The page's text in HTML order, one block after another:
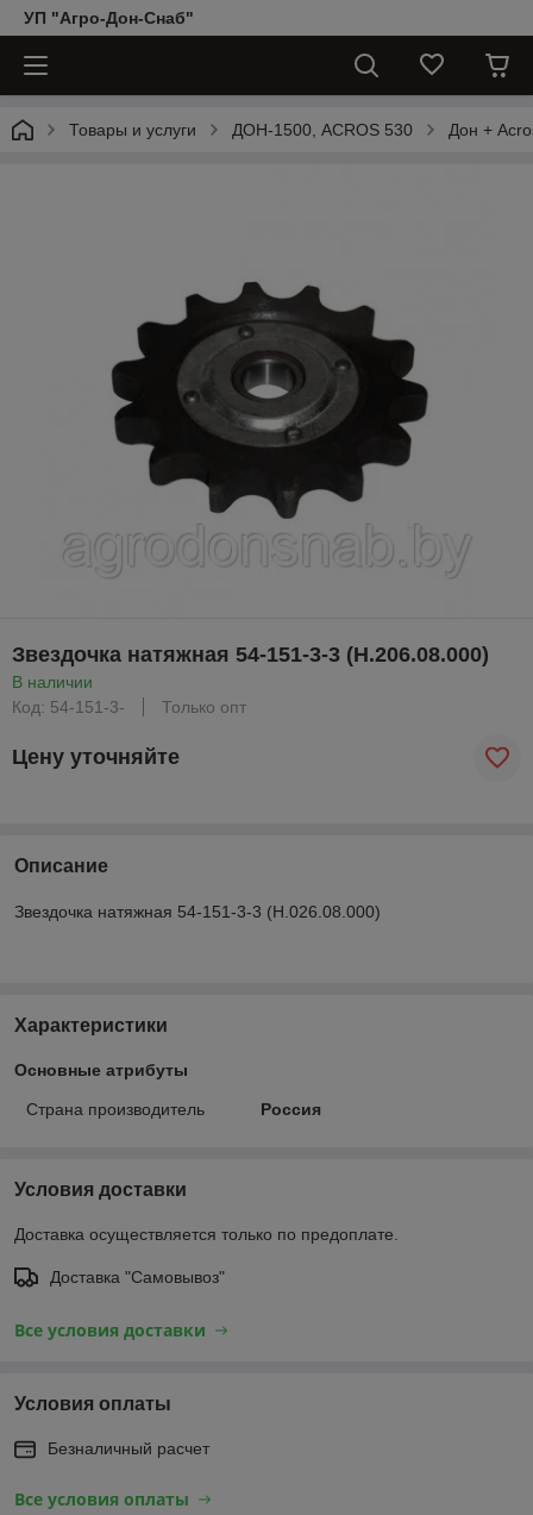
УП "Агро-Дон-Снаб"
Товары и услуги ДОН-1500, АCROS 530 Дон +
Звездочка натяжная 54-151-3-3 (Н.206.08.000)
В наличии
Код: 54-151-3-
Только опт
Цену уточняйте
Описание
Звездочка натяжная 54-151-3-3 (Н.026.08.000)
Характеристики
Основные атрибуты
Страна производитель Россия
Условия доставки
Доставка осуществляется только по предоплате.
Доставка "Самовывоз"
Все условия доставки
Условия оплаты
Безналичный расчет
Все условия оплаты